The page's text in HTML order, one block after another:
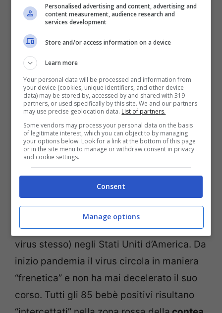
test Coronavirus (Getty Images)
Usa alle prese con la lotta al coronavirus.
Nelle ultime ore è arrivato anche un altro
dato, “singolare” e sconcertante:85
neonati
vita) sono risultati positivi al
Stato del Texasè uno dei più attaccati (dal
virus stesso) negli Stati Uniti d’America. Da
inizio pandemia il virus circola in maniera
“frenetica” e non ha mai decelerato il suo
corso. Tutti gli 85 bebè positivi risultano
Personalised advertising and content, advertising and
content measurement, audience research and
services development
Store and/or access information on a device
Learn more
Your personal data will be processed and information from
your device (cookies, unique identifiers, and other device
data) may be stored by, accessed by and shared with 319
partners, or used specifically by this site. We and our partners
may use precise geolocation data. List of partners.
Some vendors may process your personal data on the basis
of legitimate interest, which you can object to by managing
your options below. Look for a link at the bottom of this page
or in the site menu to manage or withdraw consent in privacy
and cookie settings.
Consent
Manage options